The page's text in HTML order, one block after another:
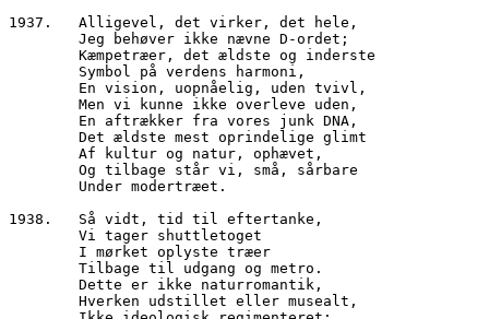
1937.	Alligevel, det virker, det hele,
        Jeg behøver ikke nævne D-ordet;
        Kæmpetræer, det ældste og inderste
        Symbol på verdens harmoni,
        En vision, uopnåelig, uden tvivl,
        Men vi kunne ikke overleve uden,
        En aftrækker fra vores junk DNA,
        Det ældste mest oprindelige glimt
        Af kultur og natur, ophævet,
        Og tilbage står vi, små, sårbare
        Under modertræet.
1938.	Så vidt, tid til eftertanke,
        Vi tager shuttletoget
        I mørket oplyste træer
        Tilbage til udgang og metro.
        Dette er ikke naturromantik,
        Hverken udstillet eller musealt,